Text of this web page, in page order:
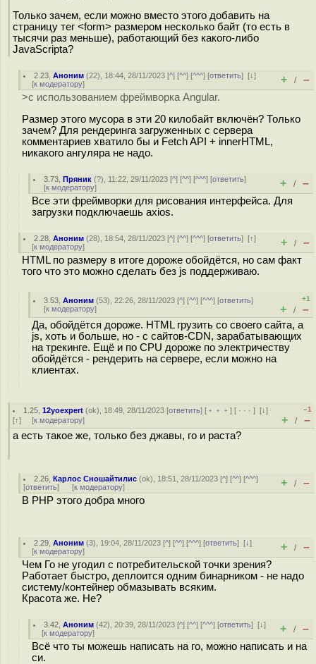
Только зачем, если можно вместо этого добавить на
страницу тег <form> размером несколько байт (то есть в
тысячи раз меньше), работающий без какого-либо
JavaScriptа?
2.23 ,Аноним (22), 18:44, 28/11/2023 [^] [^^] [^^^] [ответить][↓]
[к модератору] + / –
>с использованием фреймворка Angular.
Размер этого мусора в эти 20 килобайт включён? Только
зачем? Для рендеринга загруженных с сервера
комментариев хватило бы и Fetch API + innerHTML,
никакого ангуляра не надо.
3.73 ,Пряник (?), 11:22, 29/11/2023 [^] [^^] [^^^] [ответить]
[к модератору] + / –
Все эти фреймворки для рисования интерфейса. Для
загрузки подключаешь axios.
2.28 ,Аноним (28), 18:54, 28/11/2023 [^] [^^] [^^^] [ответить][↑]
[к модератору] + / –
HTML по размеру в итоге дороже обойдётся, но сам факт
того что это можно сделать без js поддерживаю.
3.53 ,Аноним (53), 22:26, 28/11/2023 [^] [^^] [^^^] [ответить]
[к модератору]
+1
+ / –
Да, обойдётся дороже. HTML грузить со своего сайта, а
js, хоть и больше, но - с сайтов-CDN, зарабатывающих
на трекинге. Ещё и по CPU дороже по электричеству
обойдётся - рендерить на сервере, если можно на
клиентах.
1.25 ,12yoexpert (ok), 18:49, 28/11/2023 [ответить] [ ﹢﹢﹢] [ · · ·][↓]
[↑] [к модератору]
–1
+ / –
а есть такое же, только без джавы, го и раста?
2.26 ,Карлос Сношайтилис (ok), 18:51, 28/11/2023 [^] [^^] [^^^]
[ответить] [к модератору] + / –
В PHP этого добра много
2.29 ,Аноним (3), 19:04, 28/11/2023 [^] [^^] [^^^] [ответить][↓]
[к модератору] + / –
Чем Го не угодил с потребительской точки зрения?
Работает быстро, деплоится одним бинарником - не надо
систему/контейнер обмазывать всяким.
Красота же. Не?
3.42 ,Аноним (42), 20:39, 28/11/2023 [^] [^^] [^^^] [ответить][↓]
[к модератору] + / –
Всё что ты можешь написать на го, можно написать и на
си.